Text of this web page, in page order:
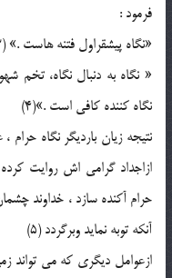
فرمود :
«نگاه پيشقراول فتنه هاست .» (3)
« نگاه به دنبال نگاه، تخم
نگاه کننده کافي است .»(4)
نتيجه زيان بارديگر نگاه
ازاجداد گرامي اش روايت
حرام آکنده سازد ، خداوند
آنکه توبه نمايد وبرگردد (5)
ازعوامل ديگري که مي تواند